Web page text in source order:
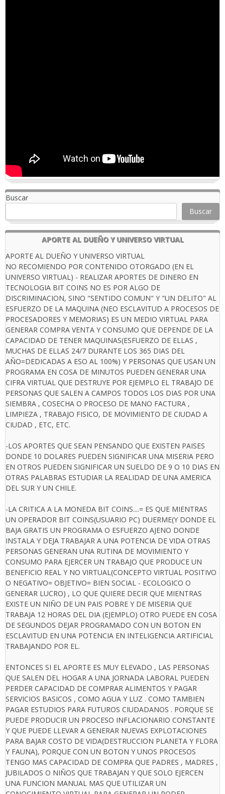
Buscar
Buscar
APORTE AL DUEÑO Y UNIVERSO VIRTUAL
APORTE AL DUEÑO Y UNIVERSO VIRTUAL
NO RECOMIENDO POR CONTENIDO OTORGADO (EN EL
UNIVERSO VIRTUAL) - REALIZAR APORTES DE DINERO EN
TECNOLOGIA BIT COINS NO ES POR ALGO DE
DISCRIMINACION, SINO "SENTIDO COMUN" Y "UN DELITO" AL
ESFUERZO DE LA MAQUINA (NEO ESCLAVITUD A PROCESOS DE
PROCESADORES Y MEMORIAS) ES UN MEDIO VIRTUAL PARA
GENERAR COMPRA VENTA Y CONSUMO QUE DEPENDE DE LA
CAPACIDAD DE TENER MAQUINAS(ESFUERZO DE ELLAS ,
MUCHAS DE ELLAS 24/7 DURANTE LOS 365 DIAS DEL
AÑO=DEDICADAS A ESO AL 100%) Y PERSONAS QUE USAN UN
PROGRAMA EN COSA DE MINUTOS PUEDEN GENERAR UNA
CIFRA VIRTUAL QUE DESTRUYE POR EJEMPLO EL TRABAJO DE
PERSONAS QUE SALEN A CAMPOS TODOS LOS DIAS POR UNA
SIEMBRA , COSECHA O PROCESO DE MANO FACTURA ,
LIMPIEZA , TRABAJO FISICO, DE MOVIMIENTO DE CIUDAD A
CIUDAD , ETC, ETC.
-LOS APORTES QUE SEAN PENSANDO QUE EXISTEN PAISES
DONDE 10 DOLARES PUEDEN SIGNIFICAR UNA MISERIA PERO
EN OTROS PUEDEN SIGNIFICAR UN SUELDO DE 9 O 10 DIAS EN
OTRAS PALABRAS ESTUDIAR LA REALIDAD DE UNA AMERICA
DEL SUR Y UN CHILE.
-LA CRITICA A LA MONEDA BIT COINS....= ES QUE MIENTRAS
UN OPERADOR BIT COINS(USUARIO PC) DUERME(Y DONDE EL
BAJA GRATIS UN PROGRAMA O ESFUERZO AJENO DONDE
INSTALA Y DEJA TRABAJAR A UNA POTENCIA DE VIDA OTRAS
PERSONAS GENERAN UNA RUTINA DE MOVIMIENTO Y
CONSUMO PARA EJERCER UN TRABAJO QUE PRODUCE UN
BENEFICIO REAL Y NO VIRTUAL(CONCEPTO VIRTUAL POSITIVO
O NEGATIVO= OBJETIVO= BIEN SOCIAL - ECOLOGICO O
GENERAR LUCRO) , LO QUE QUIERE DECIR QUE MIENTRAS
EXISTE UN NIÑO DE UN PAIS POBRE Y DE MISERIA QUE
TRABAJA 12 HORAS DEL DIA (EJEMPLO) OTRO PUEDE EN COSA
DE SEGUNDOS DEJAR PROGRAMADO CON UN BOTON EN
ESCLAVITUD EN UNA POTENCIA EN INTELIGENCIA ARTIFICIAL
TRABAJANDO POR EL.
ENTONCES SI EL APORTE ES MUY ELEVADO , LAS PERSONAS
QUE SALEN DEL HOGAR A UNA JORNADA LABORAL PUEDEN
PERDER CAPACIDAD DE COMPRAR ALIMENTOS Y PAGAR
SERVICIOS BASICOS , COMO AGUA Y LUZ . COMO TAMBIEN
PAGAR ESTUDIOS PARA FUTUROS CIUDADANOS . PORQUE SE
PUEDE PRODUCIR UN PROCESO INFLACIONARIO CONSTANTE
Y QUE PUEDE LLEVAR A GENERAR NUEVAS EXPLOTACIONES
PARA BAJAR COSTO DE VIDA(DESTRUCCION PLANETA Y FLORA
Y FAUNA), PORQUE CON UN BOTON Y UNOS PROCESOS
TENGO MAS CAPACIDAD DE COMPRA QUE PADRES , MADRES ,
JUBILADOS O NIÑOS QUE TRABAJAN Y QUE SOLO EJERCEN
UNA FUNCION MANUAL MAS QUE UTILIZAR UN